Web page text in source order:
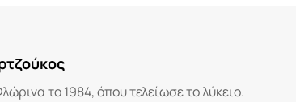
το 1984, όπου τελείωσε το λύκειο.